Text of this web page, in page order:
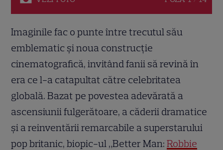
Imaginile fac o punte între trecutul său
emblematic și noua construcţie
cinematografică, invitând fanii să revină în
era ce l-a catapultat către celebritatea
globală. Bazat pe povestea adevărată a
ascensiunii fulgerătoare, a căderii dramatice
și a reinventării remarcabile a superstarului
pop britanic, biopic-ul „Better Man:Robbie